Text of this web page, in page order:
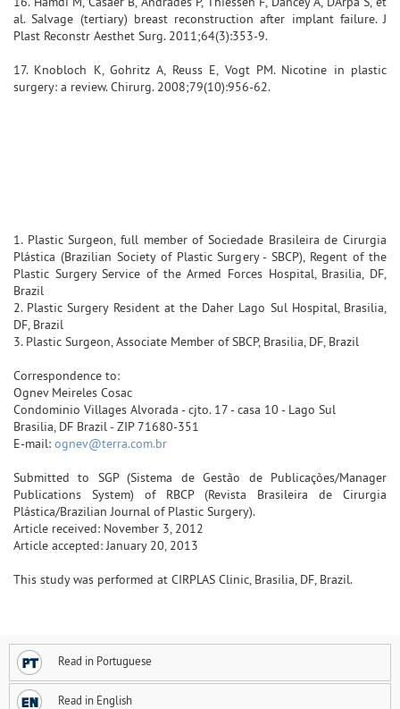
al. Salvage (tertiary) breast reconstruction after implant failure. J
Plast Reconstr Aesthet Surg. 2011;64(3):353-9.
17. Knobloch K, Gohritz A, Reuss E, Vogt PM. Nicotine in plastic
surgery: a review. Chirurg. 2008;79(10):956-62.
1. Plastic Surgeon, full member of Sociedade Brasileira de Cirurgia
Plástica (Brazilian Society of Plastic Surgery - SBCP), Regent of the
Plastic Surgery Service of the Armed Forces Hospital, Brasilia, DF,
Brazil
2. Plastic Surgery Resident at the Daher Lago Sul Hospital, Brasilia,
DF, Brazil
3. Plastic Surgeon, Associate Member of SBCP, Brasilia, DF, Brazil
Correspondence to:
Ognev Meireles Cosac
Condominio Villages Alvorada - cjto. 17 - casa 10 - Lago Sul
Brasilia, DF Brazil - ZIP 71680-351
E-mail: ognev@terra.com.br
Submitted to SGP (Sistema de Gestão de Publicações/Manager
Publications System) of RBCP (Revista Brasileira de Cirurgia
Plástica/Brazilian Journal of Plastic Surgery).
Article received: November 3, 2012
Article accepted: January 20, 2013
This study was performed at CIRPLAS Clinic, Brasilia, DF, Brazil.
Read in Portuguese
Read in English